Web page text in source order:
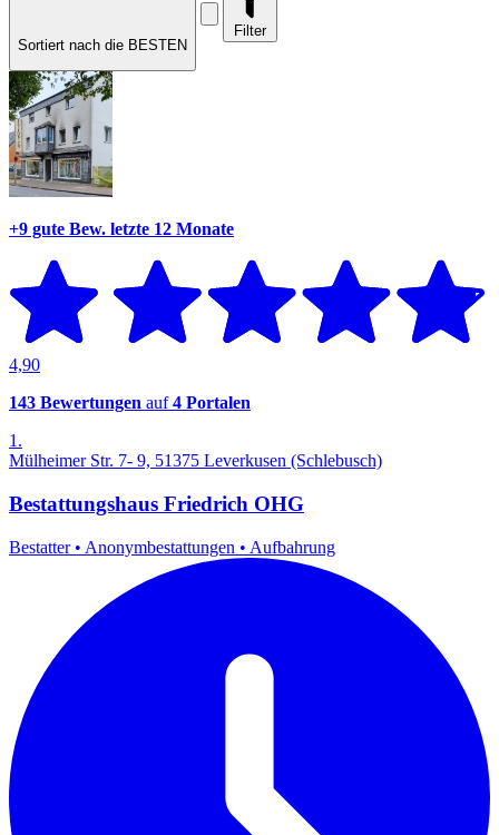
Sortiert nach die BESTEN
Filter
+9 gute Bew. letzte 12 Monate
4,90
143 Bewertungen auf4 Portalen
1.
Mülheimer Str. 7- 9, 51375 Leverkusen (Schlebusch)
Bestattungshaus Friedrich OHG
Bestatter • Anonymbestattungen • Aufbahrung